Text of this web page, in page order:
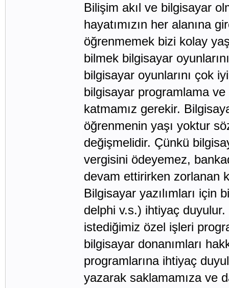
Bilişim akıl ve bilgisayar
hayatımızın her alanına
öğrenmemek bizi kolay
bilmek bilgisayar
bilgisayar oyunlarını çok
bilgisayar programlama ve
katmamız gerekir.
öğrenmenin yaşı yoktur
değişmelidir. Çünkü
vergisini ödeyemez,
devam ettirirken zorlanan
Bilgisayar yazılımları için
delphi v.s.) ihtiyaç duyulur.
istediğimiz özel işleri
bilgisayar donanımları
programlarına ihtiyaç
yazarak saklamamıza ve